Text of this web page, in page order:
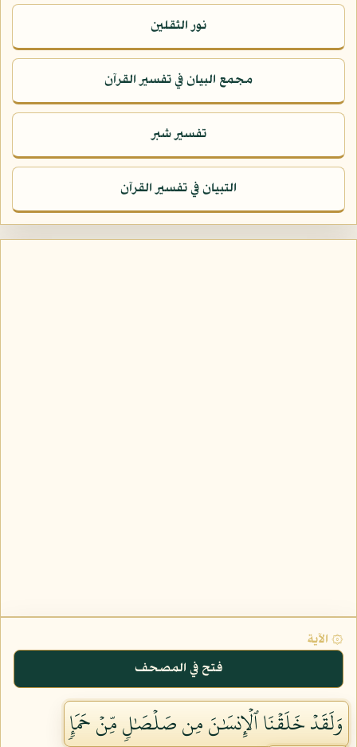
نور الثقلين
مجمع البيان في تفسير القرآن
تفسير شبر
التبيان في تفسير القرآن
۞ الآية
فتح في المصحف
وَلَقَدۡ خَلَقۡنَا ٱلۡإِنسَٰنَ مِن صَلۡصَٰلٖ مِّنۡ حَمَإٖ